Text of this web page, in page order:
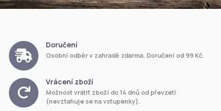
Doručení
Osobní odběr v zahradě zdarma. Doručení od 99 Kč.
Vrácení zboží
Možnost vrátit zboží do 14 dnů od převzetí
(nevztahuje se na vstupenky).